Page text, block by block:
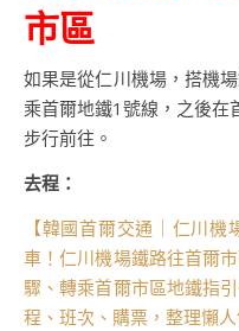
市區
如果是從仁川機場，搭機
乘首爾地鐵1號線，之後
步行前往。
去程：
【韓國首爾交通｜仁川
車！仁川機場鐵路往首爾
驟、轉乘首爾市區地鐵指
程、班次、購票，整理懶人